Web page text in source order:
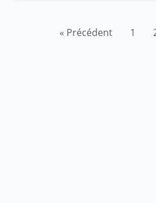
Pagination« Précédent 1